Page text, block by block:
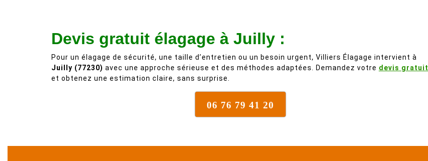
évidence. Et en plus ils sont
vraiment sympathique. Bref,
Devis gratuit élagage à Juilly :
Pour un élagage de sécurité, une taille d’entretien ou un besoin urgent, Villiers Élagage intervient à
Juilly (77230) avec une approche sérieuse et des méthodes adaptées. Demandez votre devis gratuit
et obtenez une estimation claire, sans surprise.
06 76 79 41 20